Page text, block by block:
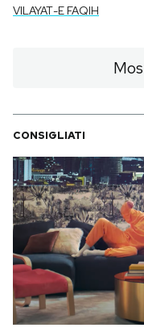
VILAYAT-E FAQIH
CONSIGLIATI